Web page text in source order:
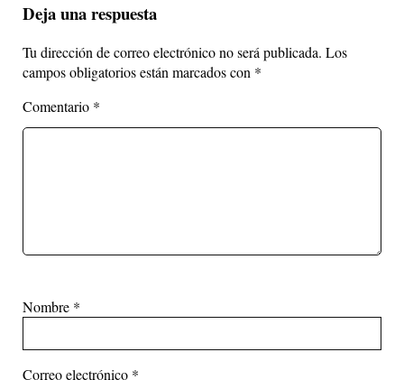
Deja una respuesta
Tu dirección de correo electrónico no será publicada. Los
campos obligatorios están marcados con *
Comentario *
Nombre *
Correo electrónico *